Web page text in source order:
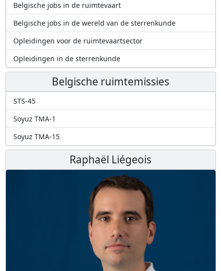
Belgische jobs in de ruimtevaart
Belgische jobs in de wereld van de sterrenkunde
Opleidingen voor de ruimtevaartsector
Opleidingen in de sterrenkunde
Belgische ruimtemissies
STS-45
Soyuz TMA-1
Soyuz TMA-15
Raphaël Liégeois